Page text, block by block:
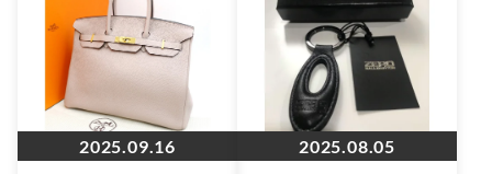
2025.09.16 2025.08.05